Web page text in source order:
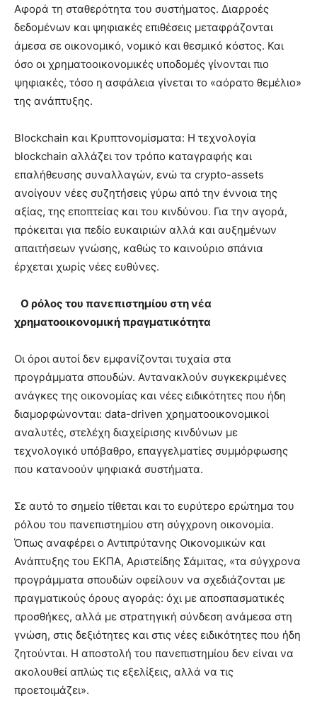
Αφορά τη σταθερότητα του συστήματος. Διαρροές
δεδομένων και ψηφιακές επιθέσεις μεταφράζονται
άμεσα σε οικονομικό, νομικό και θεσμικό κόστος. Και
όσο οι χρηματοοικονομικές υποδομές γίνονται πιο
ψηφιακές, τόσο η ασφάλεια γίνεται το «αόρατο θεμέλιο»
της ανάπτυξης.
Blockchain και Κρυπτονομίσματα: Η τεχνολογία
blockchain αλλάζει τον τρόπο καταγραφής και
επαλήθευσης συναλλαγών, ενώ τα crypto-assets
ανοίγουν νέες συζητήσεις γύρω από την έννοια της
αξίας, της εποπτείας και του κινδύνου. Για την αγορά,
πρόκειται για πεδίο ευκαιριών αλλά και αυξημένων
απαιτήσεων γνώσης, καθώς το καινούριο σπάνια
έρχεται χωρίς νέες ευθύνες.
Ο ρόλος του πανεπιστημίου στη νέα
χρηματοοικονομική πραγματικότητα
Οι όροι αυτοί δεν εμφανίζονται τυχαία στα
προγράμματα σπουδών. Αντανακλούν συγκεκριμένες
ανάγκες της οικονομίας και νέες ειδικότητες που ήδη
διαμορφώνονται: data-driven χρηματοοικονομικοί
αναλυτές, στελέχη διαχείρισης κινδύνων με
τεχνολογικό υπόβαθρο, επαγγελματίες συμμόρφωσης
που κατανοούν ψηφιακά συστήματα.
Σε αυτό το σημείο τίθεται και το ευρύτερο ερώτημα του
ρόλου του πανεπιστημίου στη σύγχρονη οικονομία.
Όπως αναφέρει ο Αντιπρύτανης Οικονομικών και
Ανάπτυξης του ΕΚΠΑ, Αριστείδης Σάμιτας, «τα σύγχρονα
προγράμματα σπουδών οφείλουν να σχεδιάζονται με
πραγματικούς όρους αγοράς: όχι με αποσπασματικές
προσθήκες, αλλά με στρατηγική σύνδεση ανάμεσα στη
γνώση, στις δεξιότητες και στις νέες ειδικότητες που ήδη
ζητούνται. Η αποστολή του πανεπιστημίου δεν είναι να
ακολουθεί απλώς τις εξελίξεις, αλλά να τις
προετοιμάζει».